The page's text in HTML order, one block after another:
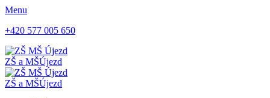
Menu
+420 577 005 650
ZŠ a MŠÚjezd
ZŠ a MŠÚjezd